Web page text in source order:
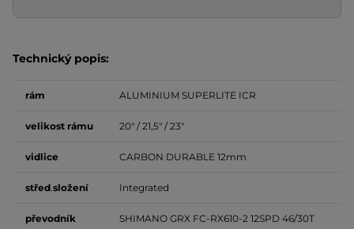
Technický popis:
rám ALUMINIUM SUPERLITE ICR
velikost rámu 20" / 21,5" / 23"
vidlice CARBON DURABLE 12mm
střed.složení Integrated
převodník SHIMANO GRX FC-RX610-2 12SPD 46/30T